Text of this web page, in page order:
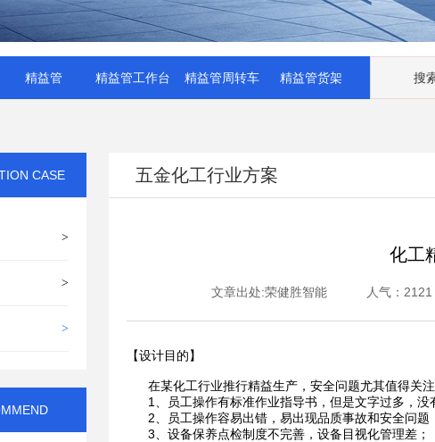
精益管 精益管工作台 精益管周转车 精益管货架 搜
CASE
>
>
>
五金化工行业方案
化工
文章出处:荣健胜智能 人气：2121
【设计目的】
在某化工行业推行精益生产，安全问题尤其值得关注
1、员工操作有标准作业指导书，但是文字过多，没
2、员工操作容易出错，易出现品质事故和安全问题
3、设备保养点检制度不完善，设备目视化管理差；